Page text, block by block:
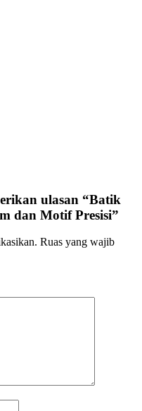
ulasan “Batik
dan Motif Presisi”
Ruas yang wajib